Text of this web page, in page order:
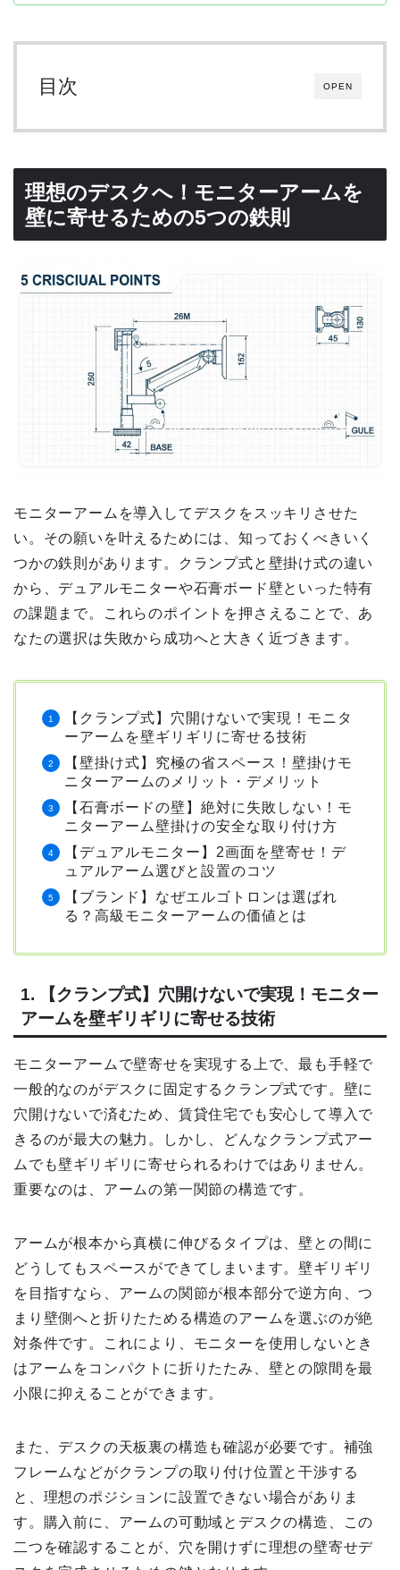
OPEN
目次
理想のデスクへ！モニターアームを
壁に寄せるための5つの鉄則
モニターアームを導入してデスクをスッキリさせた
い。その願いを叶えるためには、知っておくべきいく
つかの鉄則があります。クランプ式と壁掛け式の違い
から、デュアルモニターや石膏ボード壁といった特有
の課題まで。これらのポイントを押さえることで、あ
なたの選択は失敗から成功へと大きく近づきます。
【クランプ式】穴開けないで実現！モニタ
ーアームを壁ギリギリに寄せる技術
【壁掛け式】究極の省スペース！壁掛けモ
ニターアームのメリット・デメリット
【石膏ボードの壁】絶対に失敗しない！モ
ニターアーム壁掛けの安全な取り付け方
【デュアルモニター】2画面を壁寄せ！デ
ュアルアーム選びと設置のコツ
【ブランド】なぜエルゴトロンは選ばれ
る？高級モニターアームの価値とは
1. 【クランプ式】穴開けないで実現！モニター
アームを壁ギリギリに寄せる技術
モニターアームで壁寄せを実現する上で、最も手軽で
一般的なのがデスクに固定するクランプ式です。壁に
穴開けないで済むため、賃貸住宅でも安心して導入で
きるのが最大の魅力。しかし、どんなクランプ式アー
ムでも壁ギリギリに寄せられるわけではありません。
重要なのは、アームの第一関節の構造です。
アームが根本から真横に伸びるタイプは、壁との間に
どうしてもスペースができてしまいます。壁ギリギリ
を目指すなら、アームの関節が根本部分で逆方向、つ
まり壁側へと折りたためる構造のアームを選ぶのが絶
対条件です。これにより、モニターを使用しないとき
はアームをコンパクトに折りたたみ、壁との隙間を最
小限に抑えることができます。
また、デスクの天板裏の構造も確認が必要です。補強
フレームなどがクランプの取り付け位置と干渉する
と、理想のポジションに設置できない場合がありま
す。購入前に、アームの可動域とデスクの構造、この
二つを確認することが、穴を開けずに理想の壁寄せデ